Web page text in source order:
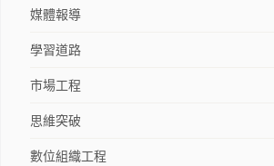
媒體報導
學習道路
市場工程
思維突破
數位組織工程